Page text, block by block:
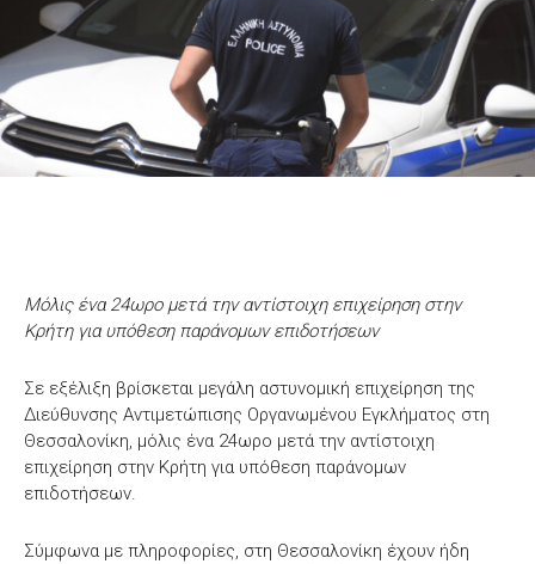
Μόλις ένα 24ωρο μετά την αντίστοιχη επιχείρηση στην
Κρήτη για υπόθεση παράνομων επιδοτήσεων
Σε εξέλιξη βρίσκεται μεγάλη αστυνομική επιχείρηση της
Διεύθυνσης Αντιμετώπισης Οργανωμένου Εγκλήματος στη
Θεσσαλονίκη, μόλις ένα 24ωρο μετά την αντίστοιχη
επιχείρηση στην Κρήτη για υπόθεση παράνομων
επιδοτήσεων.
Σύμφωνα με πληροφορίες, στη Θεσσαλονίκη έχουν ήδη